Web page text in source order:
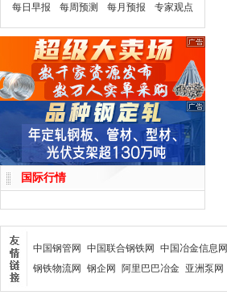
每日早报 每周预测 每月预报 专家观点
国际行情
中国钢管网 中国联合钢铁网 中国冶金信息网
钢铁物流网
钢企网 阿里巴巴冶金 亚洲泵网